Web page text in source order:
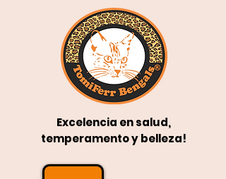
Excelencia ensalud,
temperamento y belleza!